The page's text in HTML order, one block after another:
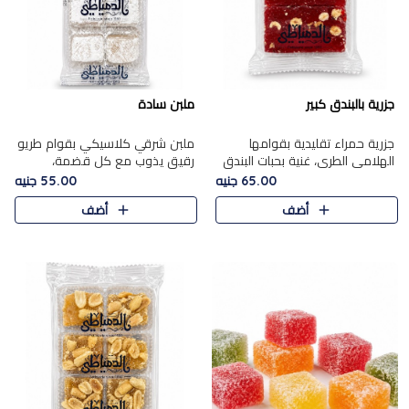
جزرية بالبندق كبير
جزرية حمراء تقليدية بقوامها
الهلامي الطري، غنية بحبات البندق
الفاخرة التي تضيف قرمشة راقية
إلى قوامها الناعم، لتقدم مزيجًا
متوازنًا من النكه..
65.00 جنيه
أضف
ملبن سادة
ملبن شرقي كلاسيكي بقوام طريو
رقيق يذوب مع كل قضمة،
مغطى بطبقة ناعمة من السكر
البودرة ليقدم المذاق الأصيل الذي
ارتبط بحلويات المولد التقليدي..
55.00 جنيه
أضف